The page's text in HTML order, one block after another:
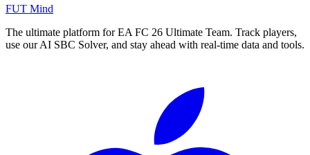
FUT Mind
The ultimate platform for EA FC 26 Ultimate Team. Track players,
use our AI SBC Solver, and stay ahead with real-time data and tools.